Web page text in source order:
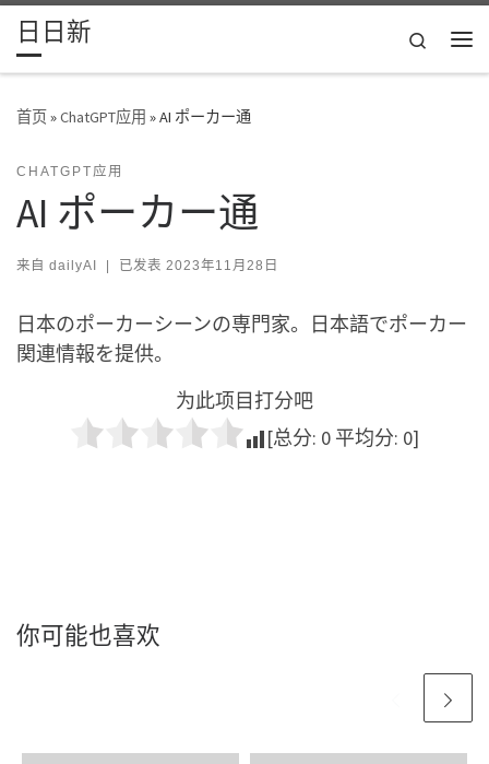
Skip to content
日日新
Search
首页»ChatGPT应用 »AI ポーカー通
CHATGPT应用
AI ポーカー通
来自 dailyAI | 已发表 2023年11月28日
日本のポーカーシーンの専門家。日本語でポーカー
関連情報を提供。
为此项目打分吧
[总分: 0 平均分: 0]
你可能也喜欢